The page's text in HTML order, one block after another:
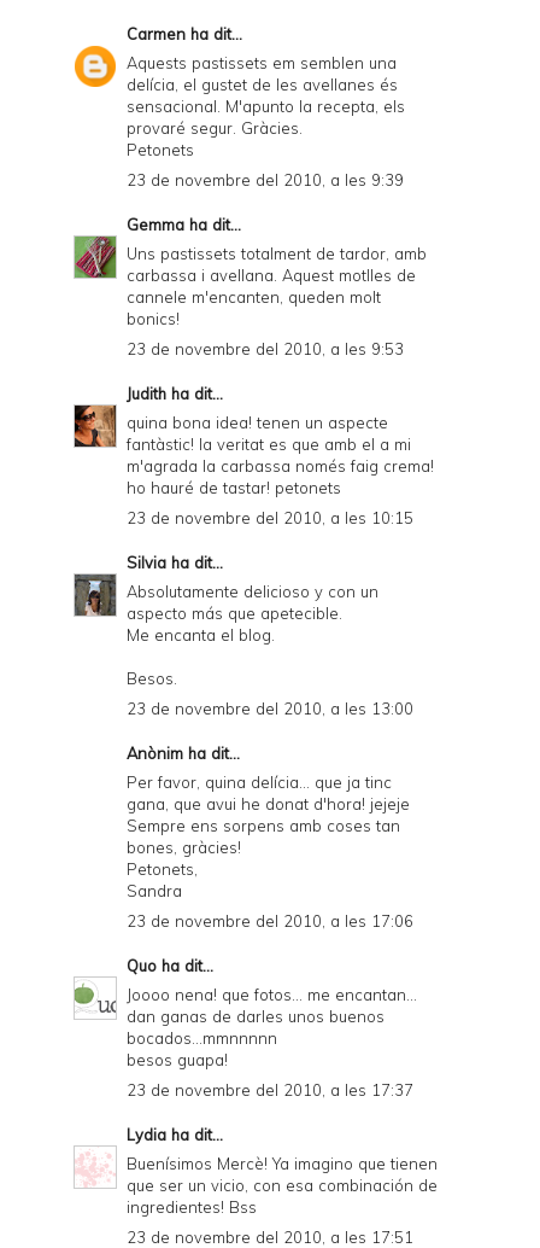
Carmen ha dit...
Aquests pastissets em semblen una
delícia, el gustet de les avellanes és
sensacional. M'apunto la recepta, els
provaré segur. Gràcies.
Petonets
23 de novembre del 2010, a les 9:39
Gemma ha dit...
Uns pastissets totalment de tardor, amb
carbassa i avellana. Aquest motlles de
cannele m'encanten, queden molt
bonics!
23 de novembre del 2010, a les 9:53
Judith ha dit...
quina bona idea! tenen un aspecte
fantàstic! la veritat es que amb el a mi
m'agrada la carbassa només faig crema!
ho hauré de tastar! petonets
23 de novembre del 2010, a les 10:15
Silvia ha dit...
Absolutamente delicioso y con un
aspecto más que apetecible.
Me encanta el blog.
Besos.
23 de novembre del 2010, a les 13:00
Anònim ha dit...
Per favor, quina delícia... que ja tinc
gana, que avui he donat d'hora! jejeje
Sempre ens sorpens amb coses tan
bones, gràcies!
Petonets,
Sandra
23 de novembre del 2010, a les 17:06
Quo ha dit...
Joooo nena! que fotos... me encantan...
dan ganas de darles unos buenos
bocados...mmnnnnn
besos guapa!
23 de novembre del 2010, a les 17:37
Lydia ha dit...
Buenísimos Mercè! Ya imagino que tienen
que ser un vicio, con esa combinación de
ingredientes! Bss
23 de novembre del 2010, a les 17:51